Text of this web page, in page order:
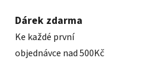
Dárek zdarma
Ke každé první
objednávce nad 500Kč